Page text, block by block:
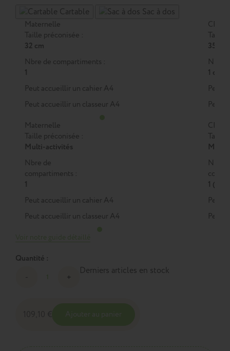
Cartable Sac à dos
Maternelle
Taille préconisée :
32 cm
Nbre de compartiments :
1
Peut accueillir un cahier A4
Peut accueillir un classeur A4
CP
Taille
35 cm
Nbre
1 ou 2
Peut
Peut
Maternelle
Taille préconisée :
Multi-activités
Nbre de
compartiments :
1
Peut accueillir un cahier A4
Peut accueillir un classeur A4
CP
Taille
M
Nbre
1 (M)
Peut
Peut
Quantité :
Derniers articles en stock